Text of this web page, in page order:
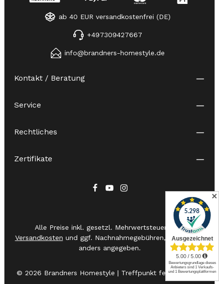
ab 40 EUR versandkostenfrei (DE)
+497309427667
info@brandners-homestyle.de
Kontakt / Beratung
Service
Rechtliches
Zertifikate
© 2026 Brandners Homestyle | Treffpunkt feiner Messer
Alle Preise inkl. gesetzl. Mehrwertsteuer zzgl.
Versandkosten und ggf. Nachnahmegebühren, wenn nicht
anders angegeben.
✕